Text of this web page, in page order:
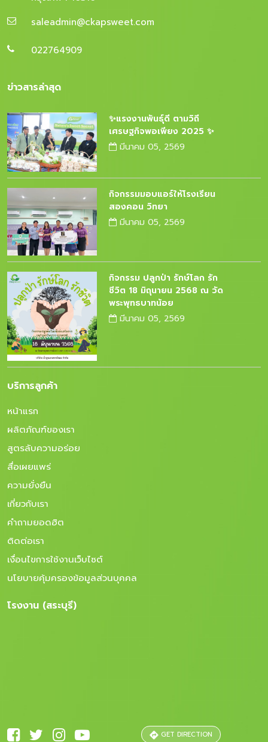
saleadmin@ckapsweet.com
022764909
ข่าวสารล่าสุด
✨แรงงานพันธุ์ดี ตามวิถี
เศรษฐกิจพอเพียง 2025 ✨
มีนาคม 05, 2569
กิจกรรมมอบแอร์ให้โรงเรียน
สองคอน วิทยา
มีนาคม 05, 2569
กิจกรรม ปลูกป่า รักษ์โลก รัก
ชีวิต 18 มิถุนายน 2568 ณ วัด
พระพุทธบาทน้อย
มีนาคม 05, 2569
บริการลูกค้า
หน้าแรก
ผลิตภัณฑ์ของเรา
สูตรลับความอร่อย
สื่อเผยแพร่
ความยั่งยืน
เกี่ยวกับเรา
คำถามยอดฮิต
ติดต่อเรา
เงื่อนไขการใช้งานเว็บไซต์
นโยบายคุ้มครองข้อมูลส่วนบุคคล
โรงงาน (สระบุรี)
GET DIRECTION